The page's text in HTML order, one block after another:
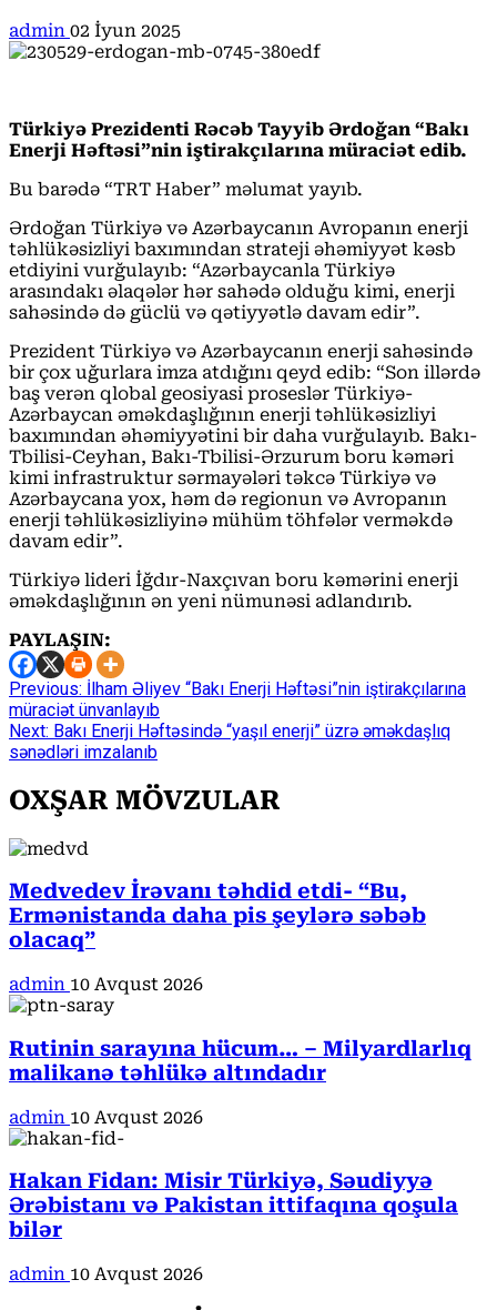
admin 02 İyun 2025
Türkiyə Prezidenti Rəcəb Tayyib Ərdoğan “Bakı
Enerji Həftəsi”nin iştirakçılarına müraciət edib.
Bu barədə “TRT Haber” məlumat yayıb.
Ərdoğan Türkiyə və Azərbaycanın Avropanın enerji
təhlükəsizliyi baxımından strateji əhəmiyyət kəsb
etdiyini vurğulayıb: “Azərbaycanla Türkiyə
arasındakı əlaqələr hər sahədə olduğu kimi, enerji
sahəsində də güclü və qətiyyətlə davam edir”.
Prezident Türkiyə və Azərbaycanın enerji sahəsində
bir çox uğurlara imza atdığını qeyd edib: “Son illərdə
baş verən qlobal geosiyasi proseslər Türkiyə-
Azərbaycan əməkdaşlığının enerji təhlükəsizliyi
baxımından əhəmiyyətini bir daha vurğulayıb. Bakı-
Tbilisi-Ceyhan, Bakı-Tbilisi-Ərzurum boru kəməri
kimi infrastruktur sərmayələri təkcə Türkiyə və
Azərbaycana yox, həm də regionun və Avropanın
enerji təhlükəsizliyinə mühüm töhfələr verməkdə
davam edir”.
Türkiyə lideri İğdır-Naxçıvan boru kəmərini enerji
əməkdaşlığının ən yeni nümunəsi adlandırıb.
PAYLAŞIN:
Continue
Reading
Previous: İlham Əliyev “Bakı Enerji Həftəsi”nin iştirakçılarına
müraciət ünvanlayıb
Next: Bakı Enerji Həftəsində “yaşıl enerji” üzrə əməkdaşlıq
sənədləri imzalanıb
OXŞAR MÖVZULAR
Medvedev İrəvanı təhdid etdi- “Bu,
Ermənistanda daha pis şeylərə səbəb
olacaq”
admin 10 Avqust 2026
Rutinin sarayına hücum… – Milyardlarlıq
malikanə təhlükə altındadır
admin 10 Avqust 2026
Hakan Fidan: Misir Türkiyə, Səudiyyə
Ərəbistanı və Pakistan ittifaqına qoşula
bilər
admin 10 Avqust 2026